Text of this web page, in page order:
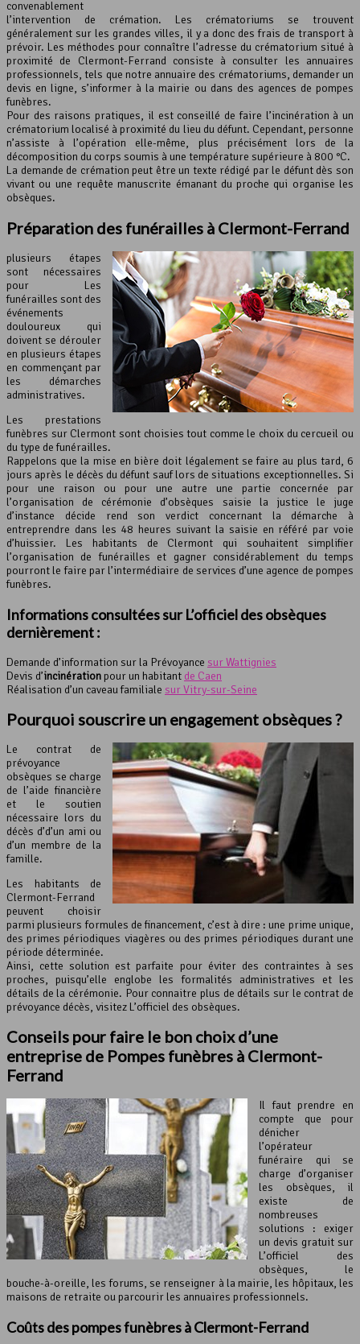
convenablement
l’intervention de crémation. Les crématoriums se trouvent
généralement sur les grandes villes, il y a donc des frais de transport à
prévoir. Les méthodes pour connaître l’adresse du crématorium situé à
proximité de Clermont-Ferrand consiste à consulter les annuaires
professionnels, tels que notre annuaire des crématoriums, demander un
devis en ligne, s’informer à la mairie ou dans des agences de pompes
funèbres.
Pour des raisons pratiques, il est conseillé de faire l’incinération à un
crématorium localisé à proximité du lieu du défunt. Cependant, personne
n’assiste à l’opération elle-même, plus précisément lors de la
décomposition du corps soumis à une température supérieure à 800 °C.
La demande de crémation peut être un texte rédigé par le défunt dès son
vivant ou une requête manuscrite émanant du proche qui organise les
obsèques.
Préparation des funérailles à Clermont-Ferrand
plusieurs étapes
sont nécessaires
pour Les
funérailles sont des
événements
douloureux qui
doivent se dérouler
en plusieurs étapes
en commençant par
les démarches
administratives.
Les prestations
funèbres sur Clermont sont choisies tout comme le choix du cercueil ou
du type de funérailles.
Rappelons que la mise en bière doit légalement se faire au plus tard, 6
jours après le décès du défunt sauf lors de situations exceptionnelles. Si
pour une raison ou pour une autre une partie concernée par
l’organisation de cérémonie d’obsèques saisie la justice le juge
d’instance décide rend son verdict concernant la démarche à
entreprendre dans les 48 heures suivant la saisie en référé par voie
d’huissier. Les habitants de Clermont qui souhaitent simplifier
l’organisation de funérailles et gagner considérablement du temps
pourront le faire par l’intermédiaire de services d’une agence de pompes
funèbres.
Informations consultées sur L’officiel des obsèques
dernièrement :
Demande d’information sur la Prévoyance sur Wattignies
Devis d’incinération pour un habitant de Caen
Réalisation d’un caveau familiale sur Vitry-sur-Seine
Pourquoi souscrire un engagement obsèques ?
Le contrat de
prévoyance
obsèques se charge
de l’aide financière
et le soutien
nécessaire lors du
décès d’d’un ami ou
d’un membre de la
famille.
Les habitants de
Clermont-Ferrand
peuvent choisir
parmi plusieurs formules de financement, c’est à dire : une prime unique,
des primes périodiques viagères ou des primes périodiques durant une
période déterminée.
Ainsi, cette solution est parfaite pour éviter des contraintes à ses
proches, puisqu’elle englobe les formalités administratives et les
détails de la cérémonie. Pour connaitre plus de détails sur le contrat de
prévoyance décès, visitez L’officiel des obsèques.
Conseils pour faire le bon choix d’une
entreprise de Pompes funèbres à Clermont-
Ferrand
Il faut prendre en
compte que pour
dénicher
l’opérateur
funéraire qui se
charge d’organiser
les obsèques, il
existe de
nombreuses
solutions : exiger
un devis gratuit sur
L’officiel des
obsèques, le
bouche-à-oreille, les forums, se renseigner à la mairie, les hôpitaux, les
maisons de retraite ou parcourir les annuaires professionnels.
Coûts des pompes funèbres à Clermont-Ferrand